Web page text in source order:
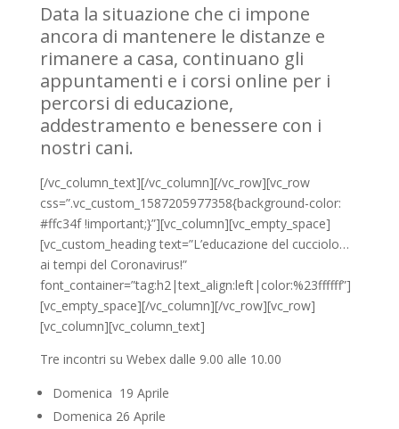
Data la situazione che ci impone
ancora di mantenere le distanze e
rimanere a casa, continuano gli
appuntamenti e i corsi online per i
percorsi di educazione,
addestramento e benessere con i
nostri cani.
[/vc_column_text][/vc_column][/vc_row][vc_row
css=”.vc_custom_1587205977358{background-color:
#ffc34f !important;}”][vc_column][vc_empty_space]
[vc_custom_heading text=”L’educazione del cucciolo…
ai tempi del Coronavirus!”
font_container=”tag:h2|text_align:left|color:%23ffffff”]
[vc_empty_space][/vc_column][/vc_row][vc_row]
[vc_column][vc_column_text]
Tre incontri su Webex dalle 9.00 alle 10.00
Domenica 19 Aprile
Domenica 26 Aprile